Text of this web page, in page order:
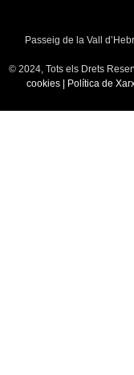
Passeig de la Vall
© 2024, Tots els Drets
cookies| Política de